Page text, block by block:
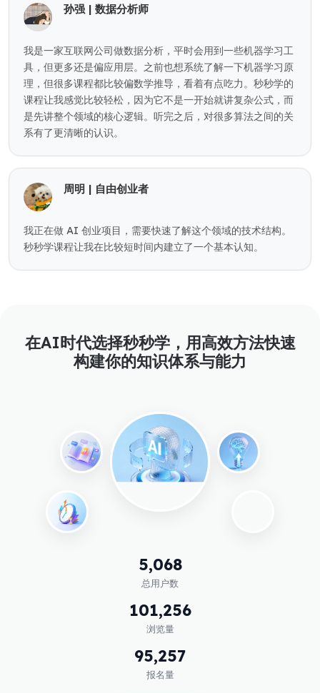
孙强 | 数据分析师
我是一家互联网公司做数据分析，平时会用到一些机器学习工
具，但更多还是偏应用层。之前也想系统了解一下机器学习原
理，但很多课程都比较偏数学推导，看着有点吃力。秒秒学的
课程让我感觉比较轻松，因为它不是一开始就讲复杂公式，而
是先讲整个领域的核心逻辑。听完之后，对很多算法之间的关
系有了更清晰的认识。
周明 | 自由创业者
我正在做 AI 创业项目，需要快速了解这个领域的技术结构。
秒秒学课程让我在比较短时间内建立了一个基本认知。
在AI时代选择秒秒学，用高效方法快速
构建你的知识体系与能力
5,068
总用户数
101,256
浏览量
95,257
报名量